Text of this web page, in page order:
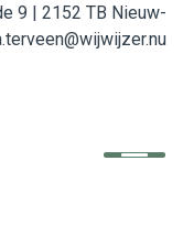
9 | 2152 TB Nieuw-